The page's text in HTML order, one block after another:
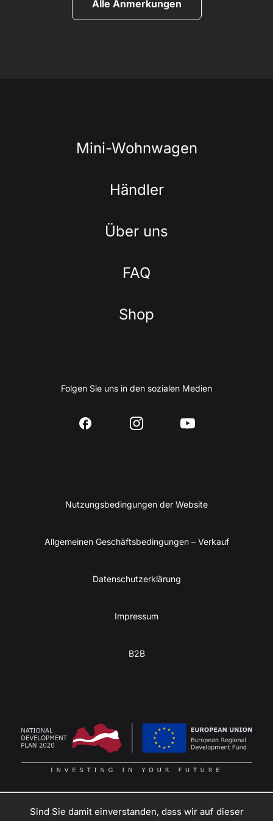
Alle Anmerkungen
Mini-Wohnwagen
Händler
Über uns
FAQ
Shop
Folgen Sie uns in den sozialen Medien
Nutzungsbedingungen der Website
Allgemeinen Geschäftsbedingungen – Verkauf
Datenschutzerklärung
Impressum
B2B
Sind Sie damit einverstanden, dass wir auf dieser